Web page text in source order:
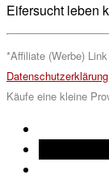
Eifersucht leben
*Affiliate (Werbe)
Datenschutzerklärung
Käufe eine kleine